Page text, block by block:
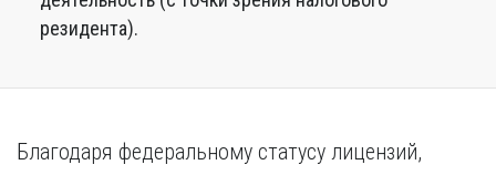
резидента).
Благодаря федеральному статусу лицензий,